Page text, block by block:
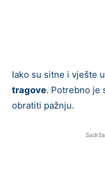
Iako su sitne i vješte
tragove. Potrebno je
obratiti pažnju.